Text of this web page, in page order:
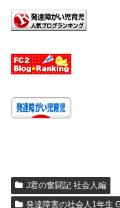
J君の奮闘記 社会人編
発達障害の社会人1年生